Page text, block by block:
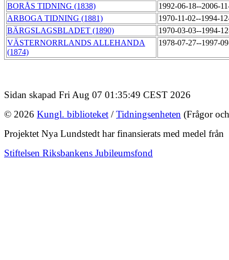
BORÅS TIDNING (1838)
1992-06-18--2006-
ARBOGA TIDNING (1881)
1970-11-02--1994-
BÄRGSLAGSBLADET (1890)
1970-03-03--1994-
VÄSTERNORRLANDS ALLEHANDA
(1874)
1978-07-27--1997-
Sidan skapad Fri Aug 07 01:35:49 CEST 2026
© 2026 Kungl. biblioteket /Tidningsenheten (Frågor
Projektet Nya Lundstedt har finansierats med medel från
Stiftelsen Riksbankens Jubileumsfond